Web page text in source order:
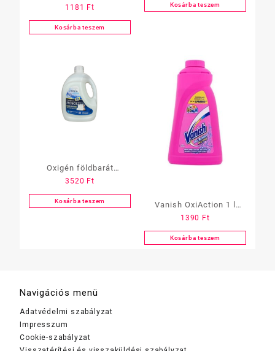
600gr
1181 Ft
Kosárba teszem
Kosárba teszem
Oxigén földbarát
mosószer Fehér 3 Liter
3520 Ft
Kosárba teszem
Vanish OxiAction 1 l
folteltávolító szines
1390 Ft
Kosárba teszem
Navigációs menü
Adatvédelmi szabályzat
Impresszum
Cookie-szabályzat